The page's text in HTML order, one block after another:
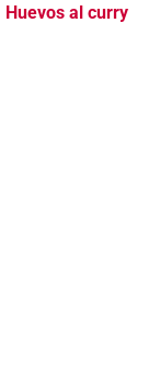
Huevos al curry